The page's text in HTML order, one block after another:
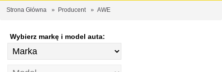
Strona Główna Producent AWE
Wybierz markę i model auta: